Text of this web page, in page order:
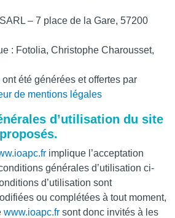
– 7 place de la Gare, 57200
: Fotolia, Christophe Charousset,
été générées et offertes par
de mentions légales
d’utilisation du site
implique l’acceptation
générales d’utilisation ci-
d’utilisation sont
ou complétées à tout moment,
www.ioapc.fr sont donc invités à les